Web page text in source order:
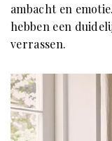
ambacht en
hebben een
verrassen.